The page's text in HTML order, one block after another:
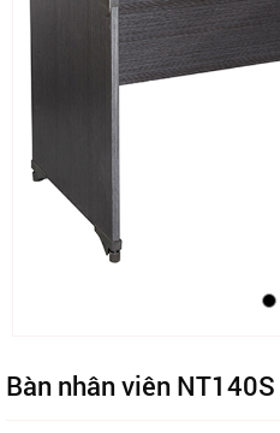
Bàn nhân viên NT140S